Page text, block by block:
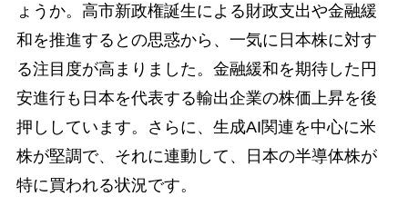
ょうか。高市新政権誕生による財政支出や金融緩
和を推進するとの思惑から、一気に日本株に対す
る注目度が高まりました。金融緩和を期待した円
安進行も日本を代表する輸出企業の株価上昇を後
押ししています。さらに、生成AI関連を中心に米
株が堅調で、それに連動して、日本の半導体株が
特に買われる状況です。